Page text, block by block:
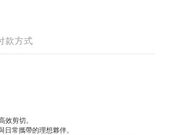
款方式
效剪切。
常攜帶的理想夥伴。